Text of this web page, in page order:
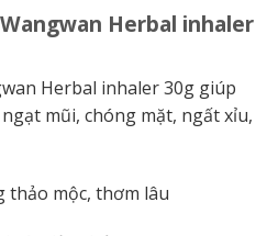
Herbal inhaler
Herbal inhaler 30g giúp
mũi, chóng mặt, ngất xỉu,
thảo mộc, thơm lâu